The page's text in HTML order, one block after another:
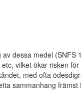
dessa medel
vilket ökar risken
med ofta
sammanhang